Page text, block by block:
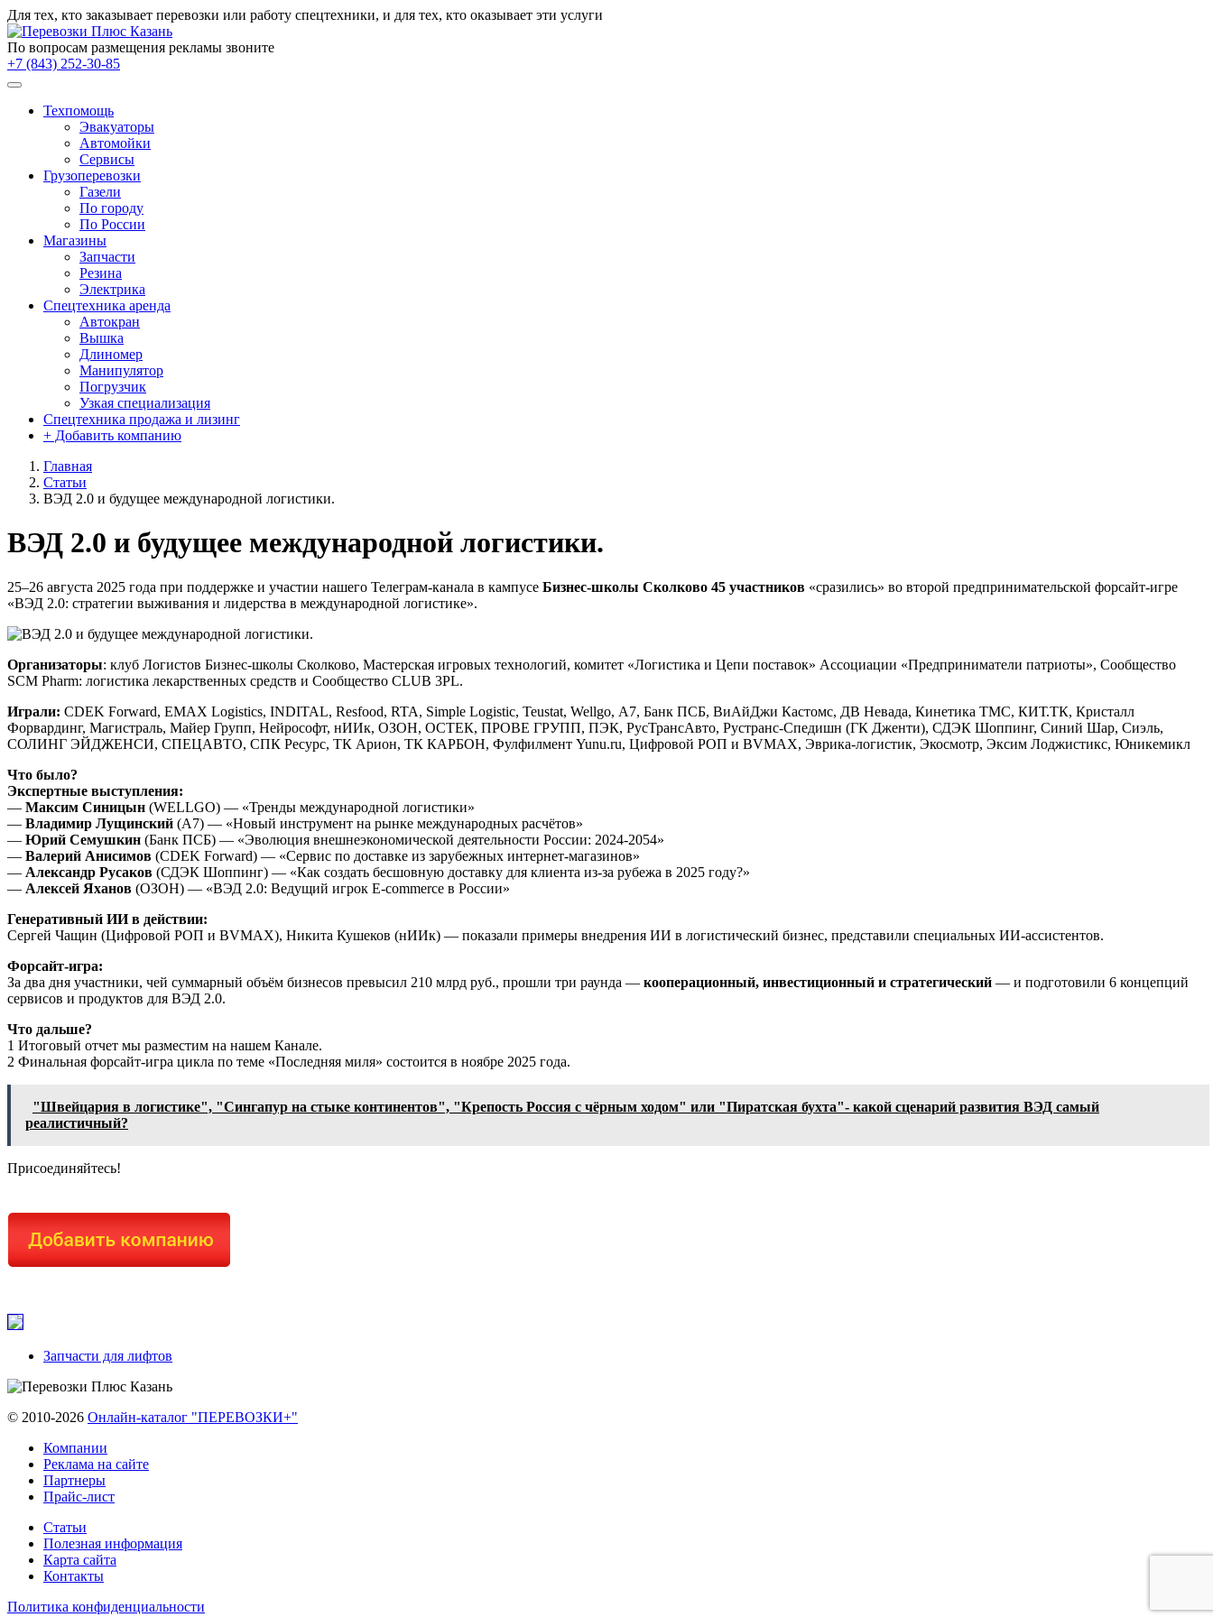
Для тех, кто заказывает перевозки или работу спецтехники, и для тех, кто оказывает эти услуги
По вопросам размещения рекламы звоните
+7 (843) 252-30-85
Техпомощь
Эвакуаторы
Автомойки
Сервисы
Грузоперевозки
Газели
По городу
По России
Магазины
Запчасти
Резина
Электрика
Спецтехника аренда
Автокран
Вышка
Длиномер
Манипулятор
Погрузчик
Узкая специализация
Спецтехника продажа и лизинг
+ Добавить компанию
Главная
Статьи
ВЭД 2.0 и будущее международной логистики.
ВЭД 2.0 и будущее международной логистики.
25–26 августа 2025 года при поддержке и участии нашего Телеграм-канала в кампусе Бизнес-школы Сколково 45 участников «сразились» во второй предпринимательской форсайт-игре
«ВЭД 2.0: стратегии выживания и лидерства в международной логистике».
Организаторы: клуб Логистов Бизнес-школы Сколково, Мастерская игровых технологий, комитет «Логистика и Цепи поставок» Ассоциации «Предприниматели патриоты», Сообщество
SCM Pharm: логистика лекарственных средств и Сообщество CLUB 3PL.
Играли: CDEK Forward, EMAX Logistics, INDITAL, Resfood, RTA, Simple Logistic, Teustat, Wellgo, А7, Банк ПСБ, ВиАйДжи Кастомс, ДВ Невада, Кинетика ТМС, КИТ.ТК, Кристалл
Форвардинг, Магистраль, Майер Групп, Нейрософт, нИИк, ОЗОН, ОСТЕК, ПРОВЕ ГРУПП, ПЭК, РусТрансАвто, Рустранс-Спедишн (ГК Дженти), СДЭК Шоппинг, Синий Шар, Сиэль,
СОЛИНГ ЭЙДЖЕНСИ, СПЕЦАВТО, СПК Ресурс, ТК Арион, ТК КАРБОН, Фулфилмент Yunu.ru, Цифровой РОП и BVMAX, Эврика-логистик, Экосмотр, Эксим Лоджистикс, Юникемикл
Что было?
Экспертные выступления:
— Максим Синицын (WELLGO) — «Тренды международной логистики»
— Владимир Лущинский (А7) — «Новый инструмент на рынке международных расчётов»
— Юрий Семушкин (Банк ПСБ) — «Эволюция внешнеэкономической деятельности России: 2024-2054»
— Валерий Анисимов (CDEK Forward) — «Сервис по доставке из зарубежных интернет-магазинов»
— Александр Русаков (СДЭК Шоппинг) — «Как создать бесшовную доставку для клиента из-за рубежа в 2025 году?»
— Алексей Яханов (ОЗОН) — «ВЭД 2.0: Ведущий игрок E-commerce в России»
Генеративный ИИ в действии:
Сергей Чащин (Цифровой РОП и BVMAX), Никита Кушеков (нИИк) — показали примеры внедрения ИИ в логистический бизнес, представили специальных ИИ-ассистентов.
Форсайт-игра:
За два дня участники, чей суммарный объём бизнесов превысил 210 млрд руб., прошли три раунда — кооперационный, инвестиционный и стратегический — и подготовили 6 концепций
сервисов и продуктов для ВЭД 2.0.
Что дальше?
1 Итоговый отчет мы разместим на нашем Канале.
2 Финальная форсайт-игра цикла по теме «Последняя миля» состоится в ноябре 2025 года.
"Швейцария в логистике", "Сингапур на стыке континентов", "Крепость Россия с чёрным ходом" или "Пиратская бухта"- какой сценарий развития ВЭД самый
реалистичный?
Присоединяйтесь!
Запчасти для лифтов
© 2010-2026 Онлайн-каталог "ПЕРЕВОЗКИ+"
Компании
Реклама на сайте
Партнеры
Прайс-лист
Статьи
Полезная информация
Карта сайта
Контакты
Политика конфиденциальности